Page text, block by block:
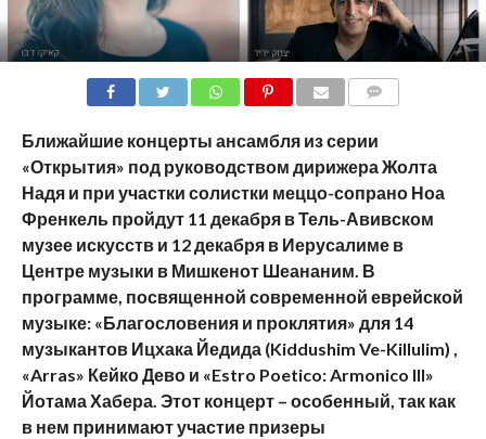
Ближайшие концерты ансамбля из серии
«Открытия» под руководством дирижера Жолта
Надя и при участки солистки меццо-сопрано Ноа
Френкель пройдут 11 декабря в Тель-Авивском
музее искусств и 12 декабря в Иерусалиме в
Центре музыки в Мишкенот Шеананим. В
программе, посвященной современной еврейской
музыке: «Благословения и проклятия» для 14
музыкантов Ицхака Йедида (Kiddushim Ve-Killulim) ,
«Arras» Кейко Дево и «Estro Poetico: Armonico III»
Йотама Хабера. Этот концерт – особенный, так как
в нем принимают участие призеры